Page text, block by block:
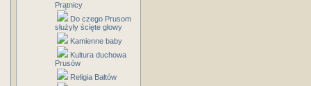
Prątnicy
Do czego Prusom
służyły ścięte głowy
Kamienne baby
Kultura duchowa
Prusów
Religia Bałtów